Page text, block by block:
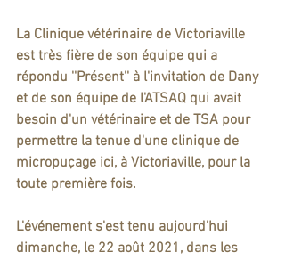
La Clinique vétérinaire de Victoriaville
est très fière de son équipe qui a
répondu ''Présent'' à l'invitation de Dany
et de son équipe de l'ATSAQ qui avait
besoin d'un vétérinaire et de TSA pour
permettre la tenue d'une clinique de
micropuçage ici, à Victoriaville, pour la
toute première fois.
L'événement s'est tenu aujourd'hui
dimanche, le 22 août 2021, dans les